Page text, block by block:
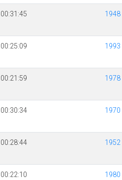
00:31:45 1948
00:25:09 1993
00:21:59 1978
00:30:34 1970
00:28:44 1952
00:22:10 1980